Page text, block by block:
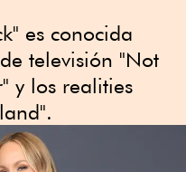
es conocida
televisión "Not
y los realities